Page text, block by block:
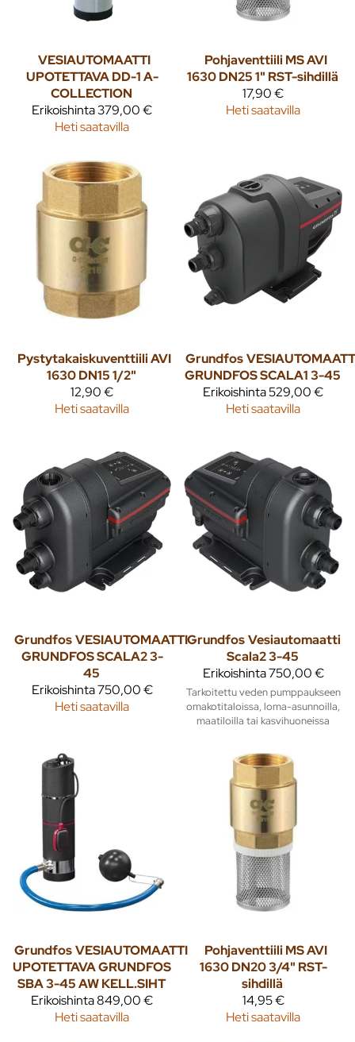
VESIAUTOMAATTI
UPOTETTAVA DD-1 A-
COLLECTION
Erikoishinta379,00 €
Heti saatavilla
Pohjaventtiili MS AVI
1630 DN25 1" RST-sihdillä
17,90 €
Heti saatavilla
Pystytakaiskuventtiili AVI
1630 DN15 1/2"
12,90 €
Heti saatavilla
Grundfos
GRUNDFOS SCALA1 3-45
Erikoishinta529,00 €
Heti saatavilla
GrundfosVESIAUTOMAATTI
GRUNDFOS SCALA2 3-
45
Erikoishinta750,00 €
Heti saatavilla
GrundfosVesiautomaatti
Scala2 3-45
Erikoishinta750,00 €
Tarkoitettu veden pumppaukseen
omakotitaloissa, loma-asunnoilla,
maatiloilla tai kasvihuoneissa
GrundfosVESIAUTOMAATTI
UPOTETTAVA GRUNDFOS
SBA 3-45 AW KELL.SIHT
Erikoishinta849,00 €
Heti saatavilla
Pohjaventtiili MS AVI
1630 DN20 3/4" RST-
sihdillä
14,95 €
Heti saatavilla